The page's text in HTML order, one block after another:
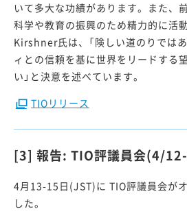
いて多大な功績があります。また、
科学や教育の振興のため精力的に活
Kirshner氏は、「険しい道のりでは
ィとの信頼を基に世界をリードする
い」と決意を述べています。
TIOリリース
[3] 報告: TIO評議員会(4/
4月13-15日(JST)に TIO評議員会が
した。